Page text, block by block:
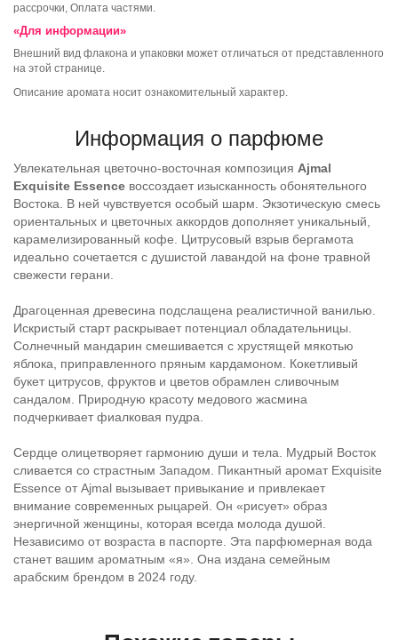
рассрочки, Оплата частями.
«Для информации»
Внешний вид флакона и упаковки может отличаться от представленного
на этой странице.
Описание аромата носит ознакомительный характер.
Информация о парфюме
Увлекательная цветочно-восточная композиция Ajmal
Exquisite Essence воссоздает изысканность обонятельного
Востока. В ней чувствуется особый шарм. Экзотическую смесь
ориентальных и цветочных аккордов дополняет уникальный,
карамелизированный кофе. Цитрусовый взрыв бергамота
идеально сочетается с душистой лавандой на фоне травной
свежести герани.
Драгоценная древесина подслащена реалистичной ванилью.
Искристый старт раскрывает потенциал обладательницы.
Солнечный мандарин смешивается с хрустящей мякотью
яблока, приправленного пряным кардамоном. Кокетливый
букет цитрусов, фруктов и цветов обрамлен сливочным
сандалом. Природную красоту медового жасмина
подчеркивает фиалковая пудра.
Сердце олицетворяет гармонию души и тела. Мудрый Восток
сливается со страстным Западом. Пикантный аромат Exquisite
Essence от Ajmal вызывает привыкание и привлекает
внимание современных рыцарей. Он «рисует» образ
энергичной женщины, которая всегда молода душой.
Независимо от возраста в паспорте. Эта парфюмерная вода
станет вашим ароматным «я». Она издана семейным
арабским брендом в 2024 году.